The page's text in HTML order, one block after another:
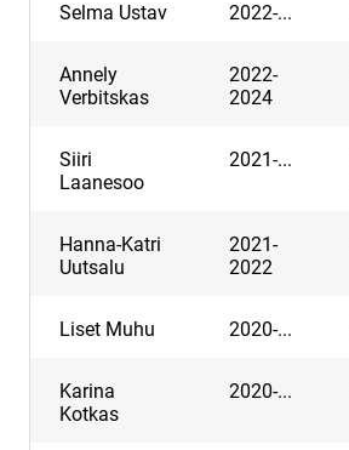
Selma Ustav 2022-...
Annely
Verbitskas
2022-
2024
Siiri
Laanesoo
2021-...
Hanna-Katri
Uutsalu
2021-
2022
Liset Muhu 2020-...
Karina
Kotkas
2020-...